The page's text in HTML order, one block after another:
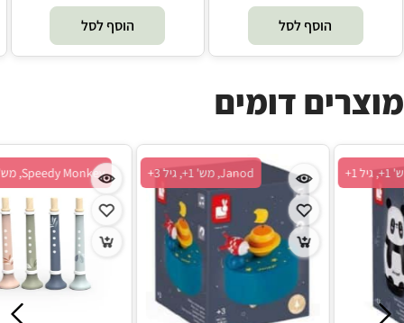
הוסף לסל הוסף לסל
מוצרים דומים
Janod, מש' 1+, גיל 3+ Janod, מש' 1+, גיל 1+